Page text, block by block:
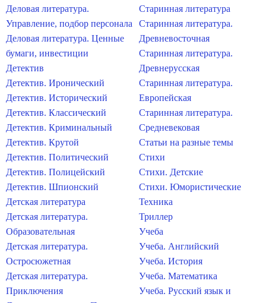
Деловая литература.
Управление, подбор персонала
Деловая литература. Ценные
бумаги, инвестиции
Детектив
Детектив. Иронический
Детектив. Исторический
Детектив. Классический
Детектив. Криминальный
Детектив. Крутой
Детектив. Политический
Детектив. Полицейский
Детектив. Шпионский
Детская литература
Детская литература.
Образовательная
Детская литература.
Остросюжетная
Детская литература.
Приключения
Старинная литература
Старинная литература.
Древневосточная
Старинная литература.
Древнерусская
Старинная литература.
Европейская
Старинная литература.
Средневековая
Статьи на разные темы
Стихи
Стихи. Детские
Стихи. Юмористические
Техника
Триллер
Учеба
Учеба. Английский
Учеба. История
Учеба. Математика
Учеба. Русский язык и